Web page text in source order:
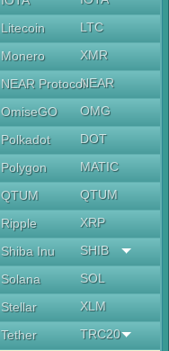
Litecoin
LTC
Monero
XMR
NEAR ProtocolNEAR
OmiseGO
OMG
Polkadot
DOT
Polygon
MATIC
QTUM
QTUM
Ripple
XRP
Shiba Inu
SHIB
Solana
SOL
Stellar
XLM
Tether
TRC20